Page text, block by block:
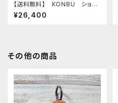
【送料無料】 KONBU ショル
ダーバッグ オカメインコ グレ
ー（ポケット：グレー）
¥26,400
その他の商品